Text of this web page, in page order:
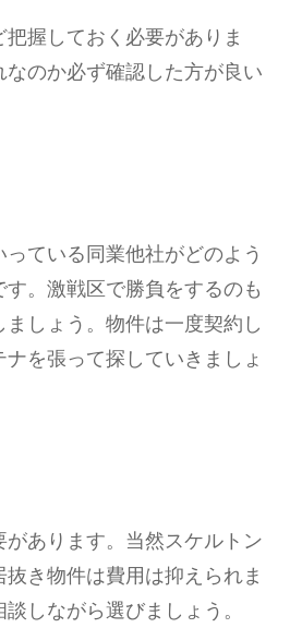
握しておく必要がありま
のか必ず確認した方が良い
ている同業他社がどのよう
。激戦区で勝負をするのも
しょう。物件は一度契約し
を張って探していきましょ
あります。当然スケルトン
き物件は費用は抑えられま
しながら選びましょう。